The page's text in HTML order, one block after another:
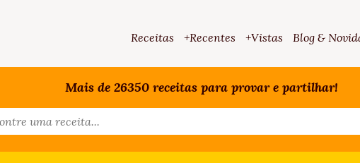
Receitas +Recentes +Vistas Blog &
Mais de 26350 receitas para provar e partilhar!